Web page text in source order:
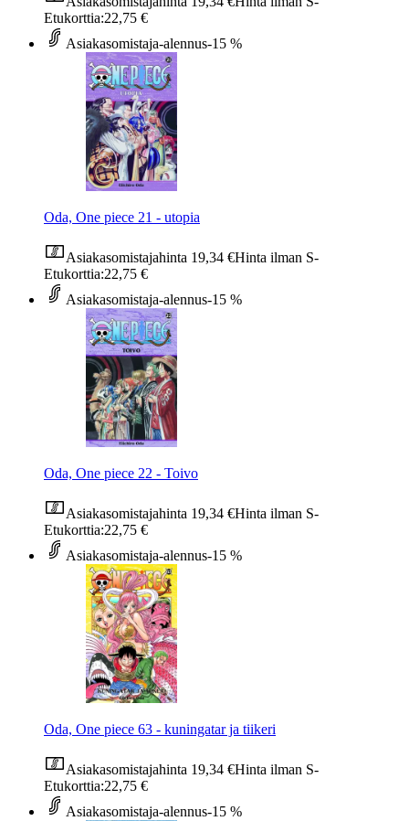
Etukorttia:22,75 €
Asiakasomistaja-alennus-15 %
Oda, One piece 21 - utopia
Asiakasomistajahinta 19,34 €Hinta ilman S-
Etukorttia:22,75 €
Asiakasomistaja-alennus-15 %
Oda, One piece 22 - Toivo
Asiakasomistajahinta 19,34 €Hinta ilman S-
Etukorttia:22,75 €
Asiakasomistaja-alennus-15 %
Oda, One piece 63 - kuningatar ja tiikeri
Asiakasomistajahinta 19,34 €Hinta ilman S-
Etukorttia:22,75 €
Asiakasomistaja-alennus-15 %